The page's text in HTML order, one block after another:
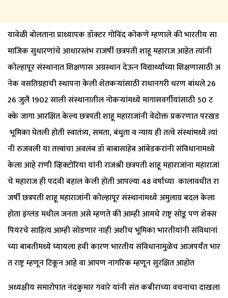
यावेळी बोलताना प्राध्यापक डॉक्टर गोविंद कोकणे म्हणाले की भारतीय सा
माजिक सुधारणांचे आधारस्तंभ राजर्षी छत्रपती शाहू महाराज आहेत त्यांनी
कोल्हापूर संस्थानात शिक्षणास अग्रस्थान देऊन विद्यार्थ्यांच्या शिक्षणासाठी अ
नेक वसतिग्रहाची स्थापना केली शेतकऱ्यांसाठी राधानगरी धरण बांधले 26
26 जुलै 1902 साली संस्थानातील नोकऱ्यांमध्ये मागासवर्गीयांसाठी 50 ट
क्के जागा आरक्षित केल्य छत्रपती शाहू महाराजांनी वेदोक्त प्रकरणात परखड
भूमिका घेतली होती स्वातंत्र्य, समता, बंधुता व न्याय ही तत्वे संस्थांमध्ये त्यां
नी रुजवली या तत्त्वांचा अवलंब डॉ बाबासाहेब आंबेडकरांनी संविधानामध्ये
केला आहे राणी व्हिक्टोरिया यांनी राजश्री छत्रपती शाहू महाराजांना महाराजां
चे महाराज ही पदवी बहाल केली होती आपल्या 48 वर्षाच्या कालावधीत रा
जर्षी छत्रपती शाहू महाराजांनी कोल्हापूर संस्थानांमध्ये अमुलाग्र बदल केला
होता इंग्लंड मधील जनता असे म्हणते की आम्ही आमचे राष्ट्र सोडू पण शेक्स
पियरचे साहित्य आम्ही सोडणार नाही अशीच भूमिका भारतीयांनी संविधानां
च्या बाबतीमध्ये घ्यायला हवी कारण भारतीय संविधानामुळेच आजपर्यंत भार
त राष्ट्र म्हणून टिकून आहे वा आपण नागरिक म्हणून सुरक्षित आहोत
अध्यक्षीय समारोपात नंदकुमार गवारे यांनी संत कबीराच्या वचनाचा दाखला